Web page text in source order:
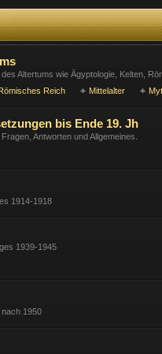
Altertums wie Ägyptologie, Kelten,
Reich Mittelalter
bis Ende 19. Jh
Antworten und Allgemeines.
1914-1918
1939-1945
1950